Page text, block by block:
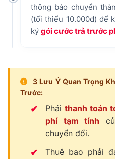
thông báo chuyển
(tối thiểu 10.000đ) để
ký gói cước trả trước
3 Lưu Ý Quan Trọng
Trước:
Phải thanh toán
phí tạm tính
chuyển đổi.
Thuê bao phải